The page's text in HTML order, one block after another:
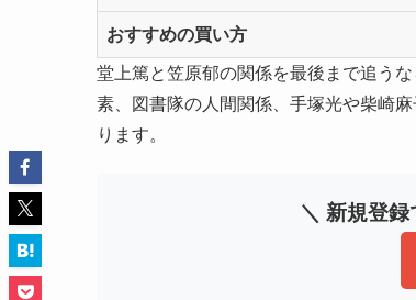
おすすめの買い方
堂上篤と笠原郁の関係を最後まで追う
素、図書隊の人間関係、手塚光や柴崎
ります。
＼ 新規登